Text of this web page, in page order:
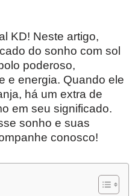
KD! Neste artigo,
do sonho com sol
poderoso,
e energia. Quando ele
há um extra de
em seu significado.
sonho e suas
conosco!